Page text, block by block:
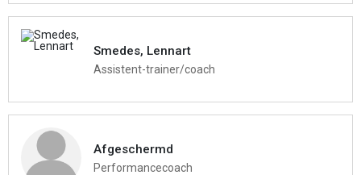
Smedes, Lennart
Assistent-trainer/coach
Afgeschermd
Performancecoach